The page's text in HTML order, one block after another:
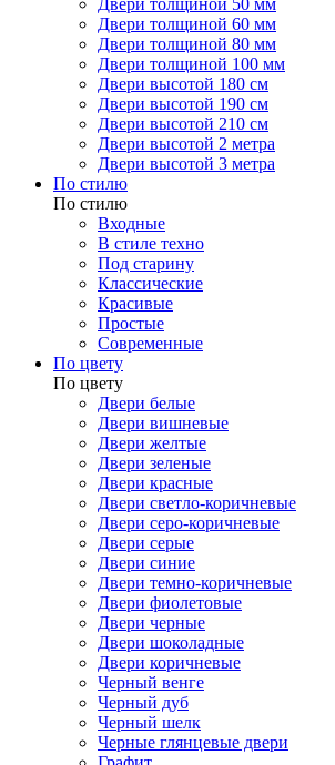
Двери толщиной 50 мм
Двери толщиной 60 мм
Двери толщиной 80 мм
Двери толщиной 100 мм
Двери высотой 180 см
Двери высотой 190 см
Двери высотой 210 см
Двери высотой 2 метра
Двери высотой 3 метра
По стилю
По стилю
Входные
В стиле техно
Под старину
Классические
Красивые
Простые
Современные
По цвету
По цвету
Двери белые
Двери вишневые
Двери желтые
Двери зеленые
Двери красные
Двери светло-коричневые
Двери серо-коричневые
Двери серые
Двери синие
Двери темно-коричневые
Двери фиолетовые
Двери черные
Двери шоколадные
Двери коричневые
Черный венге
Черный дуб
Черный шелк
Черные глянцевые двери